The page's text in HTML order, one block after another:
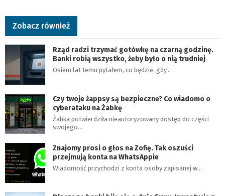
Zobacz również
Rząd radzi trzymać gotówkę na czarną godzinę.
Banki robią wszystko, żeby było o nią trudniej
Osiem lat temu pytałem, co będzie, gdy…
Czy twoje żappsy są bezpieczne? Co wiadomo o
cyberataku na Żabkę
Żabka potwierdziła nieautoryzowany dostęp do części
swojego…
Znajomy prosi o głos na Zofię. Tak oszuści
przejmują konta na WhatsAppie
Wiadomość przychodzi z konta osoby zapisanej w…